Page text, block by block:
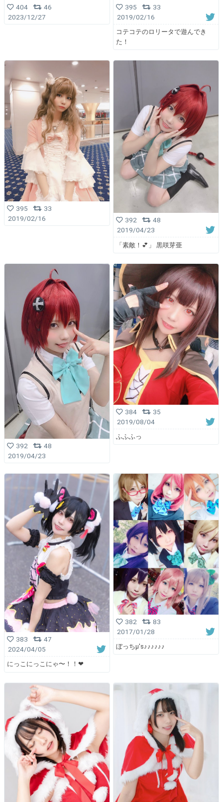
404
46
2023/12/27
395
33
2019/02/16
コテコテのロリータで遊んでき
た！
395
33
2019/02/16
392
48
2019/04/23
「素敵！💕」 黒咲芽亜
392
48
2019/04/23
384
35
2019/08/04
ふふふっ
383
47
2024/04/05
にっこにっこにゃ〜！！❤︎
382
83
2017/01/28
ぼっちμ's♪♪♪♪♪♪